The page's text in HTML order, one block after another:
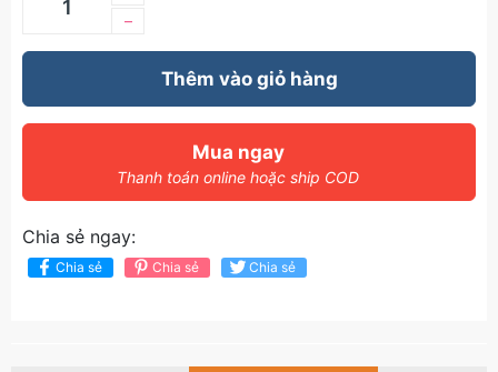
–
Thêm vào giỏ hàng
Mua ngay
Thanh toán online hoặc ship COD
Chia sẻ ngay:
Chia sẻ Chia sẻ Chia sẻ